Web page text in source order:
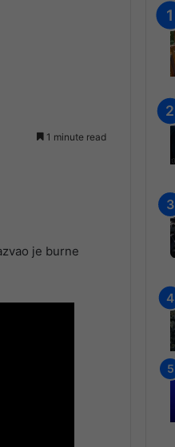
1 minute read
je burne